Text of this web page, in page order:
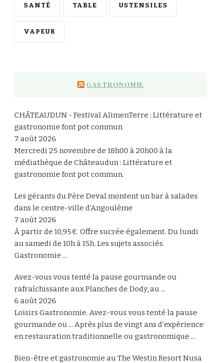
SANTÉ TABLE USTENSILES
VAPEUR
GASTRONOMIE
CHÂTEAUDUN - Festival AlimenTerre : Littérature et
gastronomie font pot commun
7 août 2026
Mercredi 25 novembre de 18h00 à 20h00 à la
médiathèque de Châteaudun : Littérature et
gastronomie font pot commun.
Les gérants du Père Deval montent un bar à salades
dans le centre-ville d'Angoulême
7 août 2026
À partir de 10,95€. Offre sucrée également. Du lundi
au samedi de 10h à 15h. Les sujets associés.
Gastronomie ...
Avez-vous vous tenté la pause gourmande ou
rafraîchissante aux Planches de Dody, au ...
6 août 2026
Loisirs Gastronomie. Avez-vous vous tenté la pause
gourmande ou ... Après plus de vingt ans d'expérience
en restauration traditionnelle ou gastronomique ...
Bien-être et gastronomie au The Westin Resort Nusa